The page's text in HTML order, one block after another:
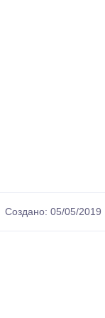
Создано: 05/05/2019